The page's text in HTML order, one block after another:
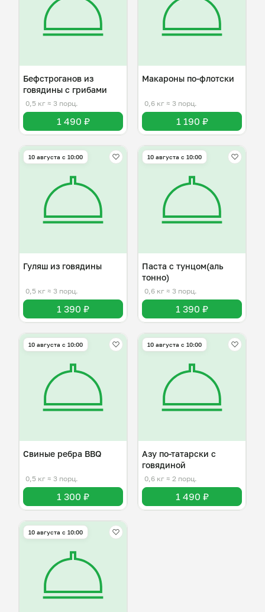
Бефстроганов из
говядины с грибами
0,5 кг ≈ 3 порц.
1 490 ₽
Макароны по-флотски
0,6 кг ≈ 3 порц.
1 190 ₽
10 августа с 10:00
Гуляш из говядины
0,5 кг ≈ 3 порц.
1 390 ₽
10 августа с 10:00
Паста с тунцом(аль
тонно)
0,6 кг ≈ 3 порц.
1 390 ₽
10 августа с 10:00
Свиные ребра BBQ
0,5 кг ≈ 3 порц.
1 300 ₽
10 августа с 10:00
Азу по-татарски с
говядиной
0,6 кг ≈ 2 порц.
1 490 ₽
10 августа с 10:00